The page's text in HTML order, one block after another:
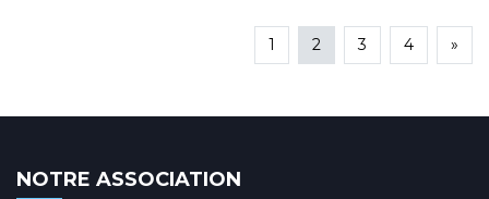
1 2 3 4 »
NOTRE ASSOCIATION